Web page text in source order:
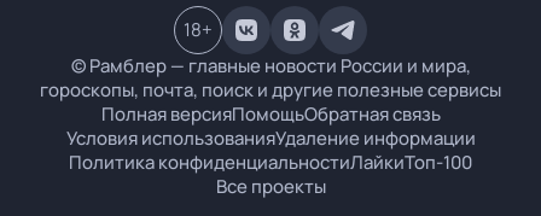
© Рамблер — главные новости России и мира,
гороскопы, почта, поиск и другие полезные сервисы
Полная версияПомощьОбратная связь
Условия использованияУдаление информации
Политика конфиденциальностиЛайкиТоп-100
Все проекты
18+